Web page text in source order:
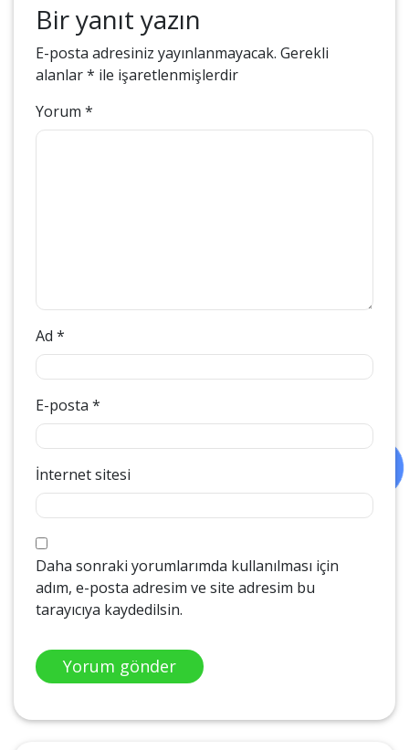
Bir yanıt yazın
E-posta adresiniz yayınlanmayacak. Gerekli
alanlar* ile işaretlenmişlerdir
Yorum *
Ad *
E-posta *
İnternet sitesi
Daha sonraki yorumlarımda kullanılması için
adım, e-posta adresim ve site adresim bu
tarayıcıya kaydedilsin.